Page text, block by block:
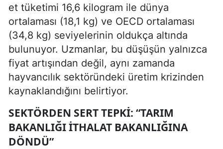
et tüketimi 16,6 kilogram ile dünya
ortalaması (18,1 kg) ve OECD ortalaması
(34,8 kg) seviyelerinin oldukça altında
bulunuyor. Uzmanlar, bu düşüşün yalnızca
fiyat artışından değil, aynı zamanda
hayvancılık sektöründeki üretim krizinden
kaynaklandığını belirtiyor.
SEKTÖRDEN SERT TEPKI: “TARIM
BAKANLIĞI ITHALAT BAKANLIĞINA
DÖNDÜ”